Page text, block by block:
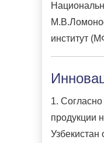
институт
1.
продукции